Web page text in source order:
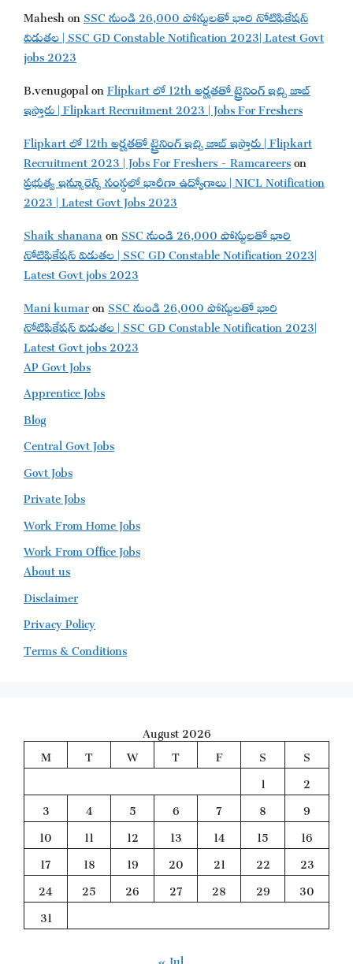
MaheshonSSC నుండి 26,000 పోస్టులతో భారి నోటిఫికేషన్
విడుతల | SSC GD Constable Notification 2023| Latest Govt
jobs 2023
B.venugopalonFlipkart లో 12th అర్హతతో ట్రైనింగ్ ఇచ్చి జాబ్
ఇస్తారు | Flipkart Recruitment 2023 | Jobs For Freshers
Flipkart లో 12th అర్హతతో ట్రైనింగ్ ఇచ్చి జాబ్ ఇస్తారు | Flipkart
Recruitment 2023 | Jobs For Freshers - Ramcareerson
ప్రభుత్వ ఇన్సూరెన్స్ సంస్థలో భారీగా ఉద్యోగాలు | NICL Notification
2023 | Latest Govt Jobs 2023
Shaik shananaonSSC నుండి 26,000 పోస్టులతో భారి
నోటిఫికేషన్ విడుతల | SSC GD Constable Notification 2023|
Latest Govt jobs 2023
Mani kumaronSSC నుండి 26,000 పోస్టులతో భారి
నోటిఫికేషన్ విడుతల | SSC GD Constable Notification 2023|
Latest Govt jobs 2023
AP Govt Jobs
Apprentice Jobs
Blog
Central Govt Jobs
Govt Jobs
Private Jobs
Work From Home Jobs
Work From Office Jobs
About us
Disclaimer
Privacy Policy
Terms & Conditions
August 2026
M
T W T F S
S
1
2
3
4 5 6 7 8
9
10
11 12 13 14 15
16
17
18 19 20 21 22
23
24
25 26 27 28 29
30
31